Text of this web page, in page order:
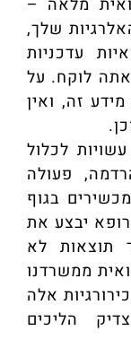
שלך,
עדכניות
לוקח. על
זה, ואין
לכלול
פעולה
בגוף
יבצע את
תוצאות לא
ממשרדנו
אלה
הליכים